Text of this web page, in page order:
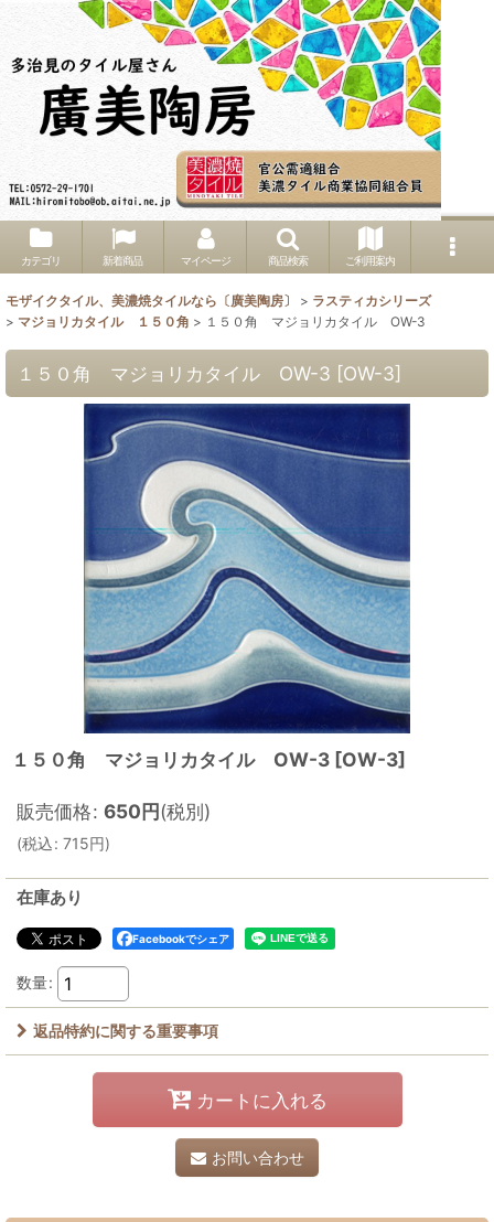
カテゴリ 新着商品 マイページ 商品検索 ご利用案内
モザイクタイル、美濃焼タイルなら〔廣美陶房〕 > ラスティカシリーズ
> マジョリカタイル １５０角 > １５０角 マジョリカタイル OW-3
１５０角 マジョリカタイル OW-3 [OW-3]
１５０角 マジョリカタイル OW-3 [OW-3]
販売価格: 650円(税別)
(税込: 715円)
在庫あり
Facebookでシェア
数量:
返品特約に関する重要事項
カートに入れる
お問い合わせ